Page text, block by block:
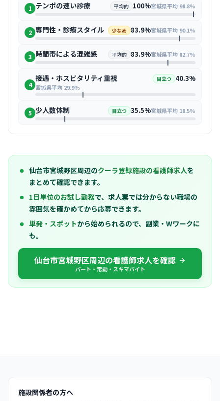
1 テンポの速い診療 平均的 100%宮城県平均 98.8%
2 専門性・診療スタイル 少なめ 83.9%宮城県平均 90.1%
3 時間帯による混雑感 平均的 83.9%宮城県平均 82.7%
4
接遇・ホスピタリティ重視 目立つ 40.3%
宮城県平均 29.9%
5 少人数体制 目立つ 35.5%宮城県平均 18.5%
仙台市宮城野区周辺のクーラ登録施設の看護師求人を
まとめて確認できます。
1日単位のお試し勤務で、求人票では分からない職場の
雰囲気を確かめてから応募できます。
単発・スポットから始められるので、副業・Wワークに
も。
仙台市宮城野区周辺の看護師求人を確認
パート・常勤・スキマバイト
施設関係者の方へ